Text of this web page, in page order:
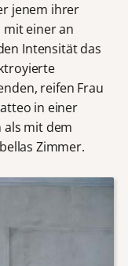
jenem ihrer
mit einer an
Intensität das
reifen Frau
in einer
als mit dem
Zimmer.